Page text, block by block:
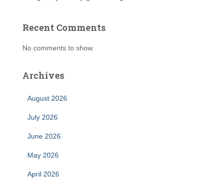
Recent Comments
No comments to show.
Archives
August 2026
July 2026
June 2026
May 2026
April 2026